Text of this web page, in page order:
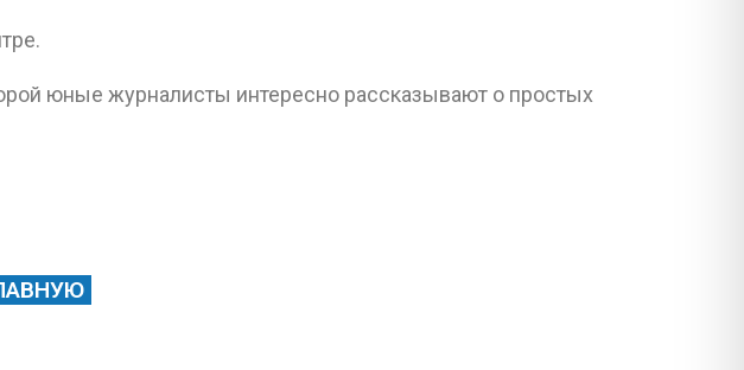
юные журналисты интересно рассказывают о простых